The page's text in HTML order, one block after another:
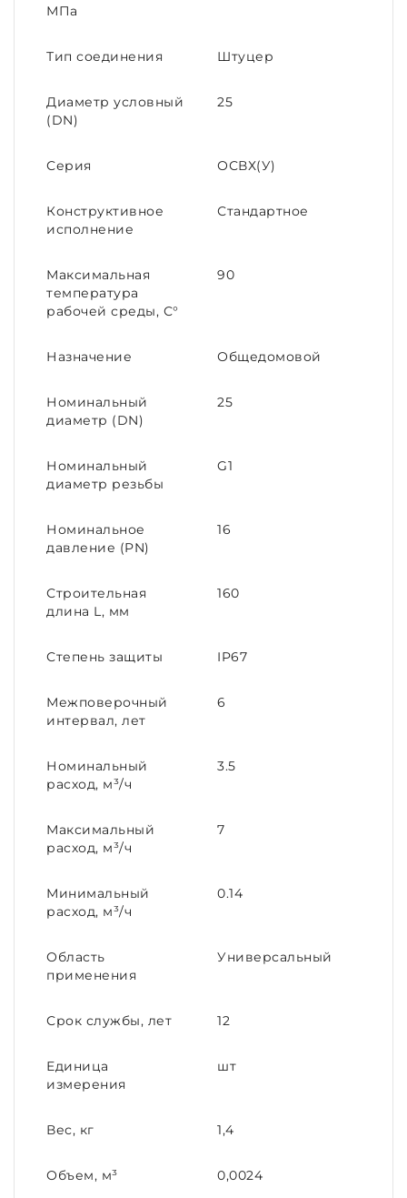
МПа
Тип соединения Штуцер
Диаметр условный
(DN)
25
Серия ОСВХ(У)
Конструктивное
исполнение
Стандартное
Максимальная
температура
рабочей среды, С°
90
Назначение Общедомовой
Номинальный
диаметр (DN)
25
Номинальный
диаметр резьбы
G1
Номинальное
давление (PN)
16
Строительная
длина L, мм
160
Степень защиты IP67
Межповерочный
интервал, лет
6
Номинальный
расход, м³/ч
3.5
Максимальный
расход, м³/ч
7
Минимальный
расход, м³/ч
0.14
Область
применения
Универсальный
Срок службы, лет 12
Единица
измерения
шт
Вес, кг 1,4
Объем, м³ 0,0024